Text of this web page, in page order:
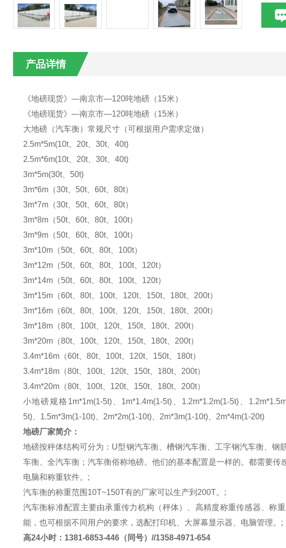
产品详情
《地磅现货》—南京市—120吨地磅（15米）
《地磅现货》—南京市—120吨地磅（15米）
大地磅（汽车衡）常规尺寸（可根据用户需求定做）
2.5m*5m(10t、20t、30t、40t)
2.5m*6m(10t、20t、30t、40t)
3m*5m(30t、50t)
3m*6m（30t、50t、60t、80t）
3m*7m（30t、50t、60t、80t）
3m*8m（50t、60t、80t、100t）
3m*9m（50t、60t、80t、100t）
3m*10m（50t、60t、80t、100t）
3m*12m（50t、60t、80t、100t、120t）
3m*14m（50t、60t、80t、100t、120t）
3m*15m（60t、80t、100t、120t、150t、180t、200t）
3m*16m（60t、80t、100t、120t、150t、180t、200t）
3m*18m（80t、100t、120t、150t、180t、200t）
3m*20m（80t、100t、120t、150t、180t、200t）
3.4m*16m（60t、80t、100t、120t、150t、180t）
3.4m*18m（80t、100t、120t、150t、180t、200t）
3.4m*20m（80t、100t、120t、150t、180t、200t）
小地磅规格 1m*1m(1-5t)、1m*1.4m(1-5t)、1.2m*1.2m(1-5t)、
5t)、1.5m*3m(1-10t)、2m*2m(1-10t)、2m*3m(1-10t)、2m*4m(1-20t)
地磅厂家简介：
地磅按秤体结构可分为： U型钢汽车衡、槽钢汽车衡、工字钢汽车衡、钢
车衡、全汽车衡；汽车衡俗称地磅。他们的基本配置是一样的。都需要
电脑和称重软件。 ;
汽车衡的称重范围 10T~150T有的厂家可以生产到 200T。 ;
汽车衡标准配置主要由承重传力机构（秤体）、高精度称重传感器、称
能，也可根据不同用户的要求，选配打印机、大屏幕显示器、电脑管理。 ;
高24小时：1381-6853-446（同号）//1358-4971-654